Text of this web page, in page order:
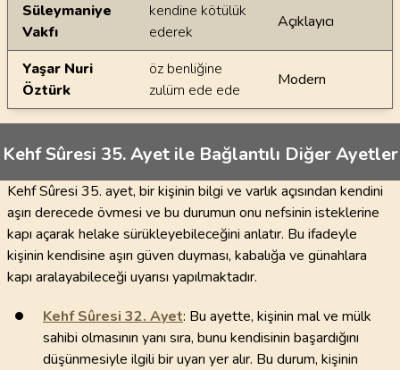
Süleymaniye
Vakfı
kendine kötülük
ederek
Açıklayıcı
Yaşar Nuri
Öztürk
öz benliğine
zulüm ede ede
Modern
Kehf Sûresi 35. Ayet ile Bağlantılı Diğer Ayetler
Kehf Sûresi 35. ayet, bir kişinin bilgi ve varlık açısından kendini
aşırı derecede övmesi ve bu durumun onu nefsinin isteklerine
kapı açarak helake sürükleyebileceğini anlatır. Bu ifadeyle
kişinin kendisine aşırı güven duyması, kabalığa ve günahlara
kapı aralayabileceği uyarısı yapılmaktadır.
Kehf Sûresi 32. Ayet: Bu ayette, kişinin mal ve mülk
sahibi olmasının yanı sıra, bunu kendisinin başardığını
düşünmesiyle ilgili bir uyarı yer alır. Bu durum, kişinin